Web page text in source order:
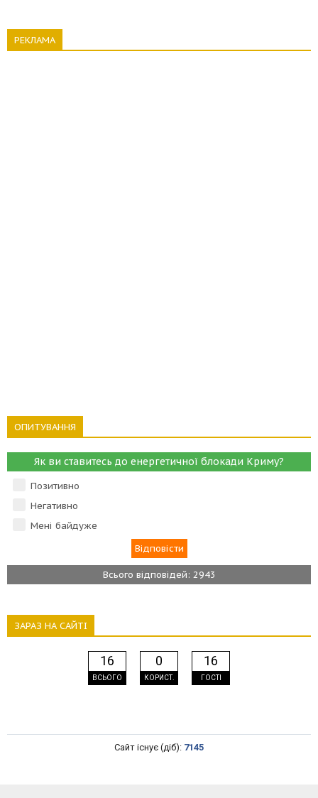
РЕКЛАМА
ОПИТУВАННЯ
Як ви ставитесь до енергетичної блокади Криму?
Позитивно
Негативно
Мені байдуже
Всього відповідей: 2943
ЗАРАЗ НА САЙТІ
16
ВСЬОГО
0
КОРИСТ.
16
ГОСТІ
Сайт існує (діб): 7145